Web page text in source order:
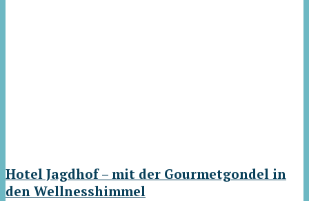
Hotel Jagdhof – mit der Gourmetgondel in
den Wellnesshimmel